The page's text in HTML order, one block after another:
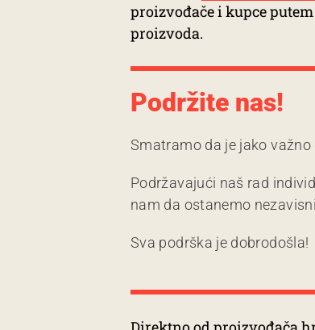
proizvođače i kupce
proizvoda.
Podržite nas!
Smatramo da je jako
Podržavajući naš rad
nam da ostanemo
Sva podrška je dobrodošla!